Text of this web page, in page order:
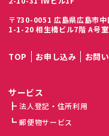
〒730-0051 広島県広島市中
1-1-20 相生橋ビル7階 A号室
TOP お申し込み お問
サービス
法人登記・住所利用
郵便物サービス